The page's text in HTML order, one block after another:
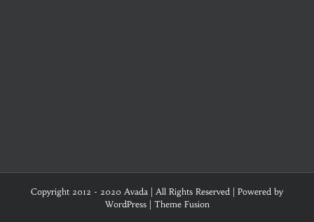
Copyright 2012 - 2020 Avada | All Rights Reserved | Powered by
WordPress| Theme Fusion